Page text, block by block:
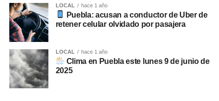
LOCAL hace 1 año
Puebla: acusan a conductor de Uber de
retener celular olvidado por pasajera
LOCAL hace 1 año
Clima en Puebla este lunes 9 de junio de
2025